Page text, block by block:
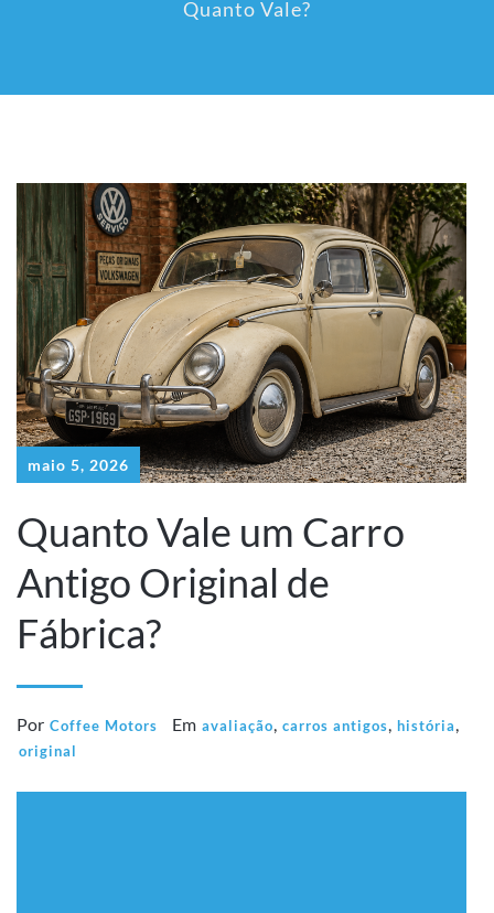
Quanto Vale?
maio 5, 2026
Quanto Vale um Carro
Antigo Original de
Fábrica?
Por Coffee Motors Em avaliação, carros antigos, história,
original